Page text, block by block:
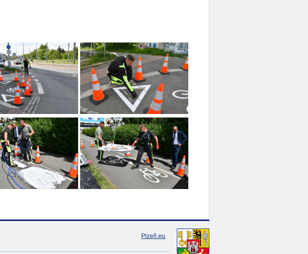
Plzeň.eu